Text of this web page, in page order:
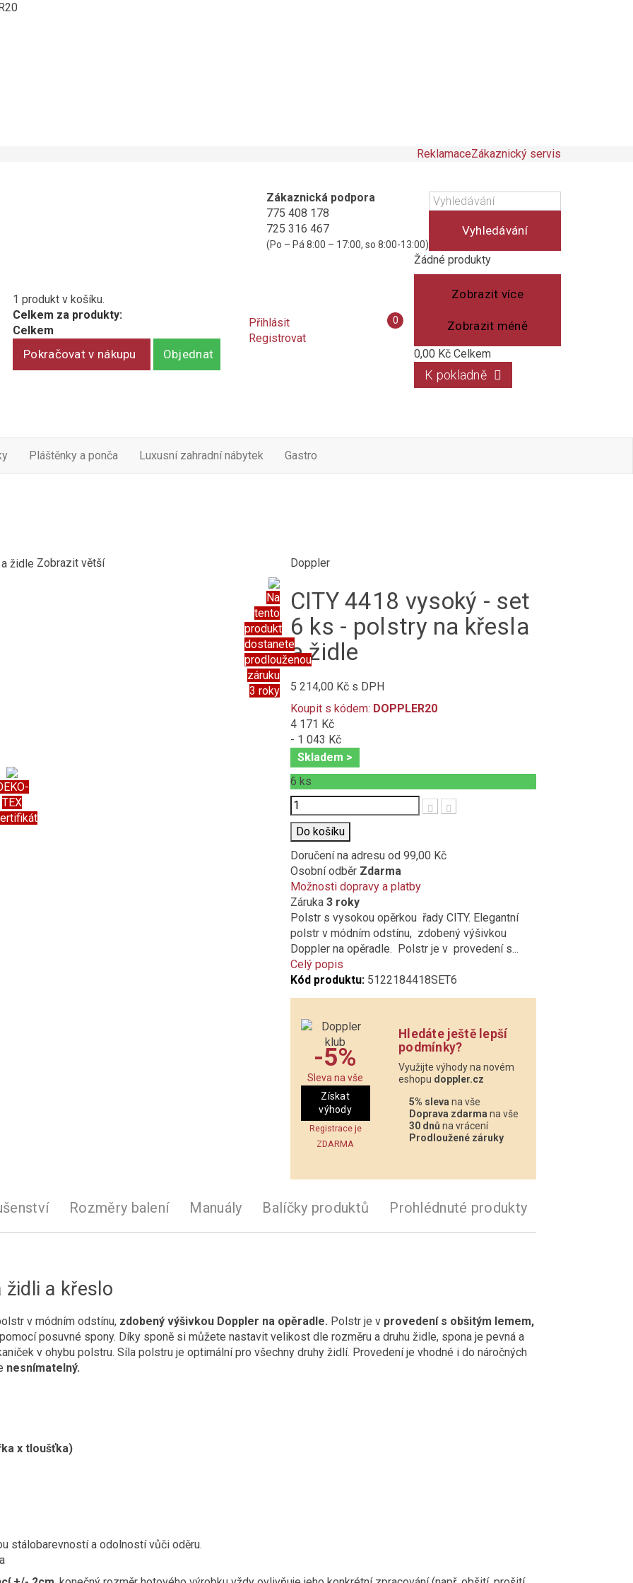
ReklamaceZákaznický servis
Zákaznická podpora
775 408 178
725 316 467
(Po – Pá 8:00 – 17:00, so 8:00-13:00)
Vyhledávání
Košík
(prázdný)
Žádné produkty
Zobrazit více
Zobrazit méně
0,00 Kč Celkem
K pokladně
1 produkt v košíku.
Celkem za produkty:
Celkem
Pokračovat v nákupu Objednat
Přihlásit
Registrovat
Porovnání
0
Pláštěnky a ponča Luxusní zahradní nábytek Gastro
TEX
Na
tento
produkt
dostanete
prodlouženou
záruku
3 roky
Zobrazit větší Doppler
CITY 4418 vysoký - set
6 ks - polstry na křesla
a židle
5 214,00 Kčs DPH
Koupit s kódem: DOPPLER20
4 171 Kč
- 1 043 Kč
Skladem >
6 ks
Počet
Do košíku
Doručení na adresu od 99,00 Kč
Osobní odběr Zdarma
Možnosti dopravy a platby
Záruka 3 roky
Polstr s vysokou opěrkou řady CITY. Elegantní
polstr v módním odstínu, zdobený výšivkou
Doppler na opěradle. Polstr je v provedení s...
Celý popis
Kód produktu: 5122184418SET6
-5%
Sleva na vše
Získat
výhody
Registrace je
ZDARMA
Hledáte ještě lepší
podmínky?
Využijte výhody na novém
eshopu doppler.cz
5% sleva na vše
Doprava zdarma na vše
30 dnů na vrácení
Prodloužené záruky
Rozměry balení Manuály Balíčky produktů Prohlédnuté produkty
židli a křeslo
v módním odstínu, zdobený výšivkou Doppler na opěradle. Polstr je v provedení s obšitým lemem,
posuvné spony. Díky sponě si můžete nastavit velikost dle rozměru a druhu židle, spona je pevná a
v ohybu polstru. Síla polstru je optimální pro všechny druhy židlí. Provedení je vhodné i do náročných
nesnímatelný.
x tloušťka)
stálobarevností a odolností vůči oděru.